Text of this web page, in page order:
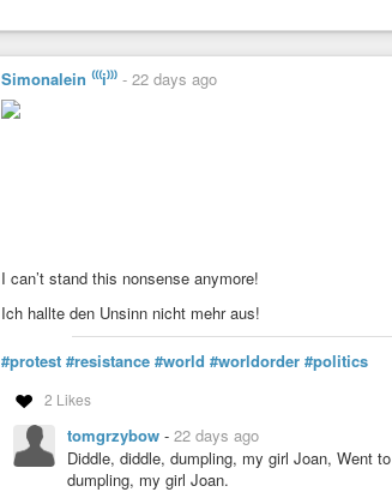
Simonalein ⁽⁽⁽i⁾⁾⁾ - 22 days ago
I can’t stand this nonsense anymore!
Ich hallte den Unsinn nicht mehr aus!
#protest #resistance #world #worldorder #politics
2 Likes
tomgrzybow - 22 days ago
Diddle, diddle, dumpling, my girl Joan, Went
dumpling, my girl Joan.